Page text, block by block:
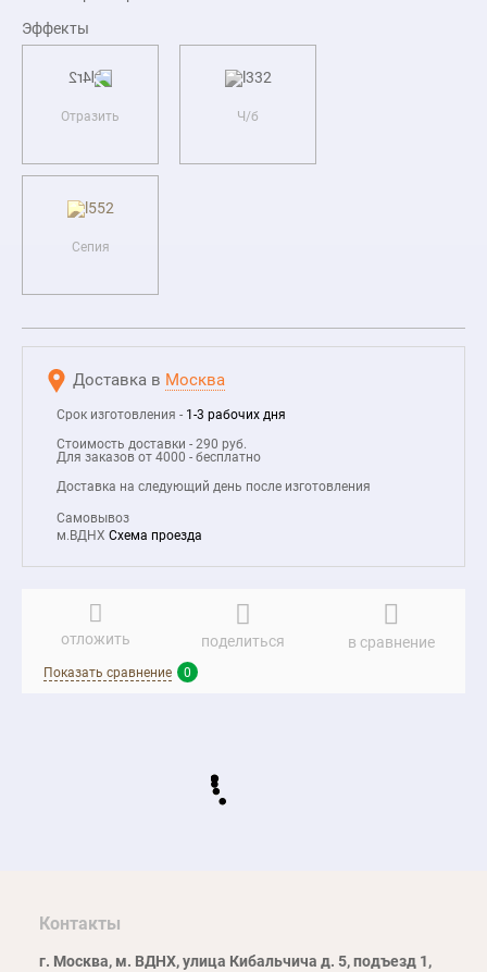
Эффекты
Отразить Ч/б
Сепия
Доставка в Москва
Срок изготовления - 1-3 рабочих дня
Стоимость доставки - 290 руб.
Для заказов от 4000 - бесплатно
Доставка на следующий день после изготовления
Самовывоз
м.ВДНХ Схема проезда
отложить поделиться в сравнение
Показать сравнение 0
Контакты
г. Москва, м. ВДНХ, улица Кибальчича д. 5, подъезд 1,